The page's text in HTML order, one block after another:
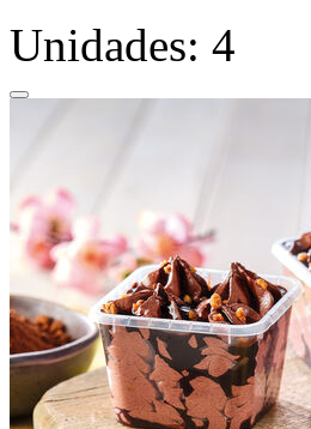
Unidades: 4